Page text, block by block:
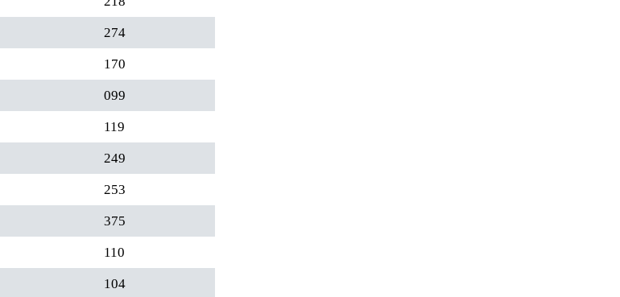
274
170
099
119
249
253
375
110
104